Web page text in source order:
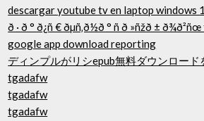
descargar youtube tv en laptop windows
ð · ð ° ð¿ñ € ðµñ‚ð½ð ° ñ ð »ñžð ±
google app download reporting
ディンプルがリシepub無料ダウンロード
tgadafw
tgadafw
tgadafw